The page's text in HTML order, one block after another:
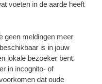
voeten in de aarde heeft
geen meldingen meer
is in jouw
lokale bezoeker bent.
in incognito- of
dat oude